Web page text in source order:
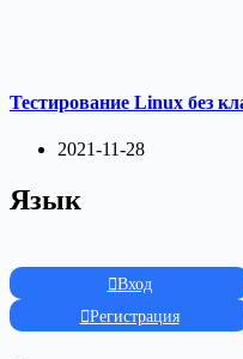
Тестирование Linux без
2021-11-28
Язык
Вход
Регистрация